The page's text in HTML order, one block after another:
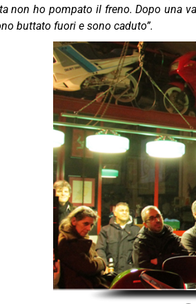
non ho pompato il freno. Dopo una
buttato fuori e sono caduto”.